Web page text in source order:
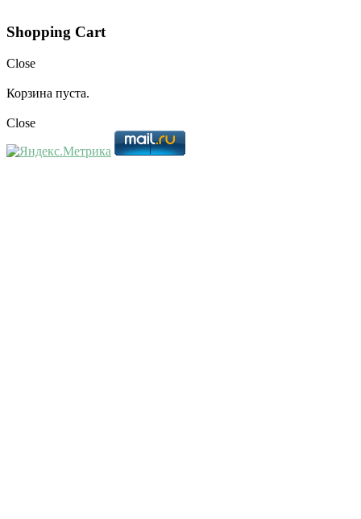
Shopping Cart
Close
Корзина пуста.
Close